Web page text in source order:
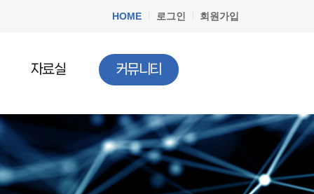
HOME 로그인 회원가입
자료실
청소년법률
청소년정책
문서자료실
청소년 DB
커뮤니티
공지사항
질문과답변
청소년행사